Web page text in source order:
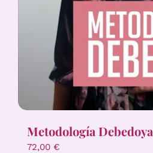
Metodología Debedoya
72,00 €